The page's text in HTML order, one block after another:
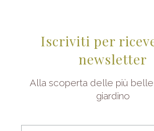
Iscriviti per
newsletter
Alla scoperta delle più
giardino